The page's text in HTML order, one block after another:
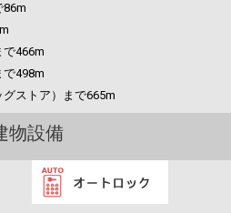
86m
466m
で498m
ストア）まで665m
物設備